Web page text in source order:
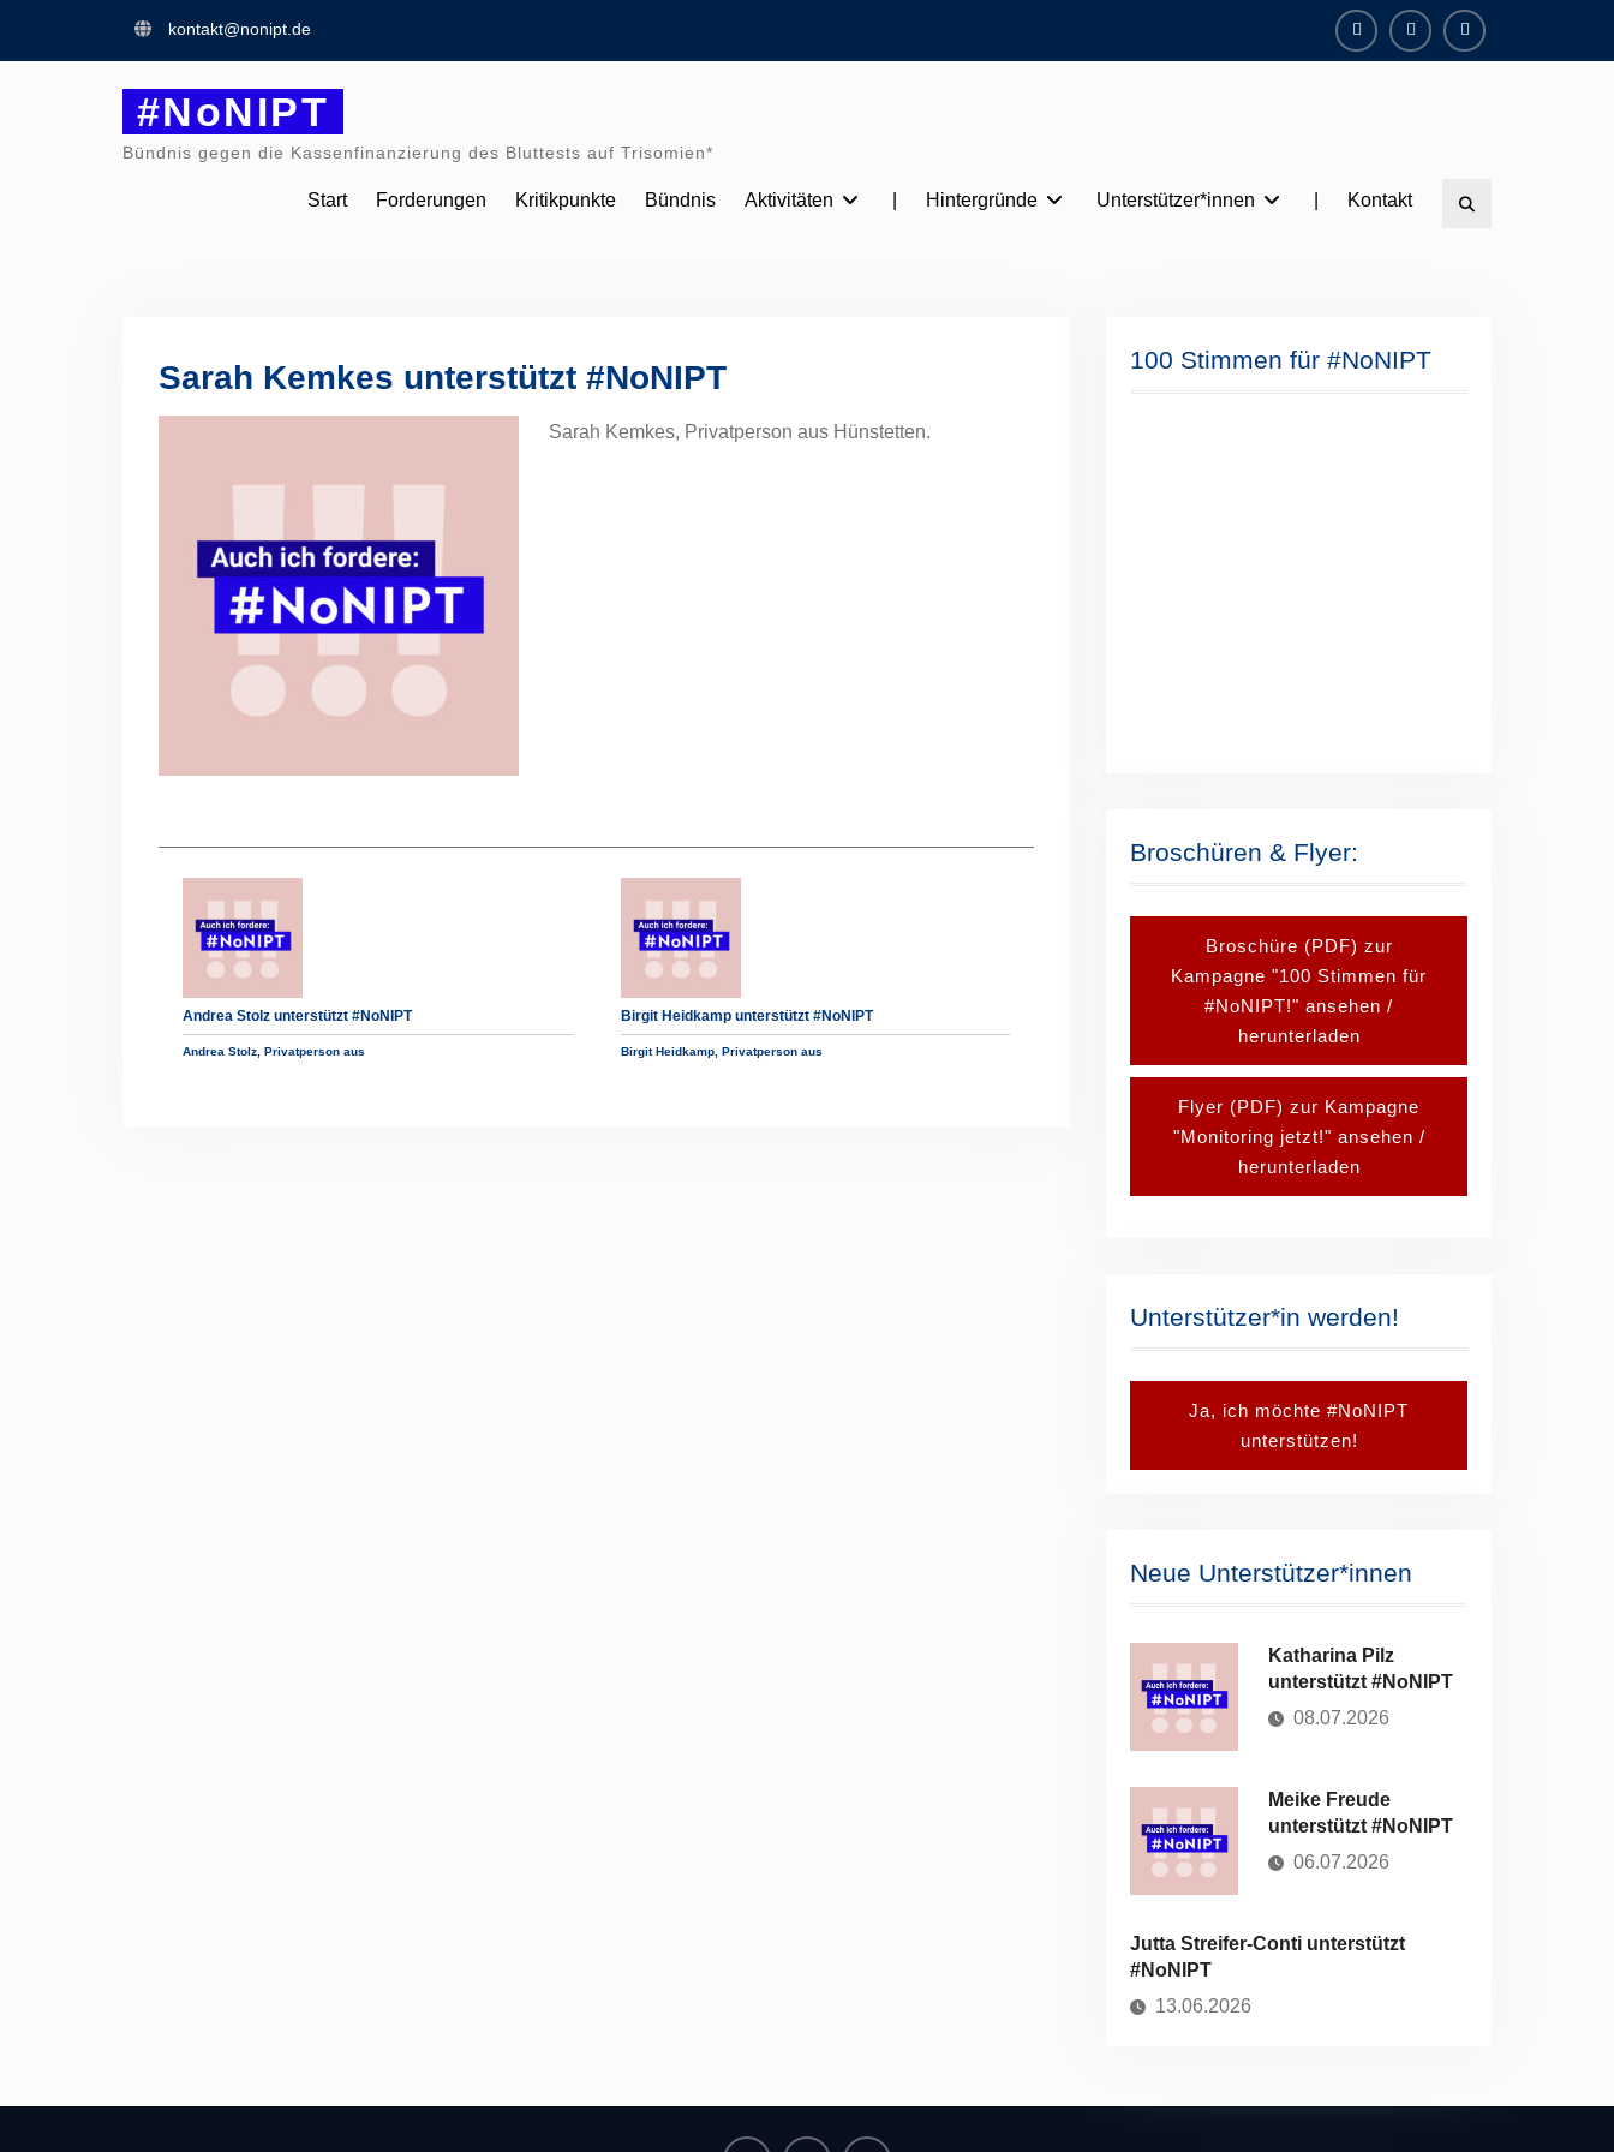
kontakt@nonipt.de
FacebookInstagram
Twitter
#NoNIPT
Bündnis gegen die Kassenfinanzierung des Bluttests auf Trisomien*
Start Forderungen Kritikpunkte Bündnis Aktivitäten Hintergründe Unterstützer*innen Kontakt
Sarah Kemkes unterstützt #NoNIPT
Sarah Kemkes, Privatperson aus Hünstetten.
Andrea Stolz unterstützt #NoNIPT
Andrea Stolz, Privatperson aus
Birgit Heidkamp unterstützt #NoNIPT
Birgit Heidkamp, Privatperson aus
100 Stimmen für #NoNIPT
Broschüren & Flyer:
Broschüre (PDF) zur
Kampagne "100 Stimmen für
#NoNIPT!" ansehen /
herunterladen
Flyer (PDF) zur Kampagne
"Monitoring jetzt!" ansehen /
herunterladen
Unterstützer*in werden!
Ja, ich möchte #NoNIPT
unterstützen!
Neue Unterstützer*innen
Katharina Pilz
unterstützt #NoNIPT
08.07.2026
Meike Freude
unterstützt #NoNIPT
06.07.2026
Jutta Streifer-Conti unterstützt
#NoNIPT
13.06.2026